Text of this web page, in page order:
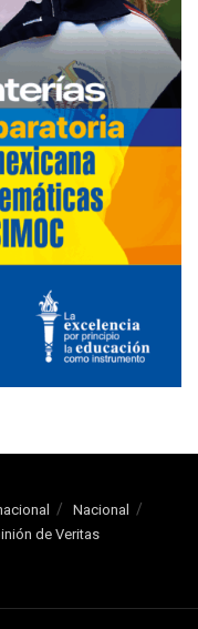
Nacional
de Veritas